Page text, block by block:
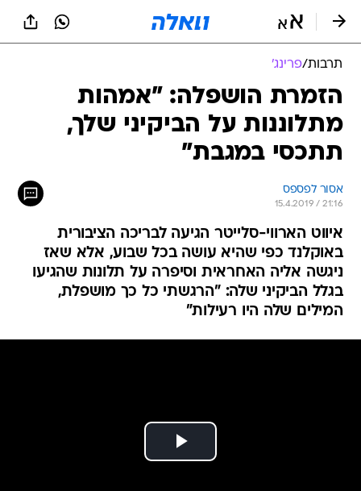
תרבות/פרינג'
הזמרת הושפלה: "אמהות
מתלוננות על הביקיני שלך,
תתכסי במגבת"
אסור לפספס
15.4.2019 / 21:16
איווט הארווי-סלייטר הגיעה לבריכה הציבורית
באוקלנד כפי שהיא עושה בכל שבוע, אלא שאז
ניגשה אליה האחראית וסיפרה על תלונות שהגיעו
בגלל הביקיני שלה: "הרגשתי כל כך מושפלת,
המילים שלה היו רעילות"